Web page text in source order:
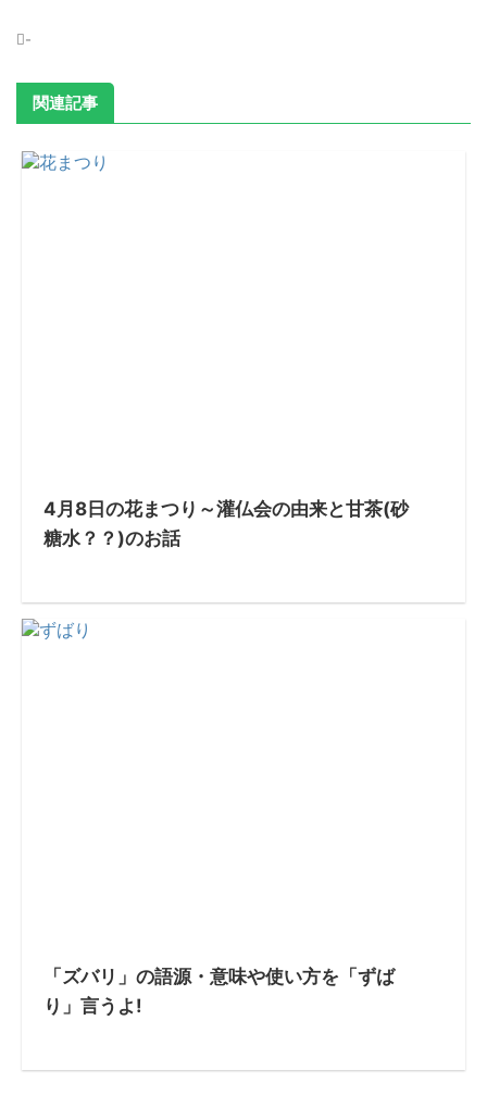
-
関連記事
4月8日の花まつり～灌仏会の由来と甘茶(砂
糖水？？)のお話
「ズバリ」の語源・意味や使い方を「ずば
り」言うよ!